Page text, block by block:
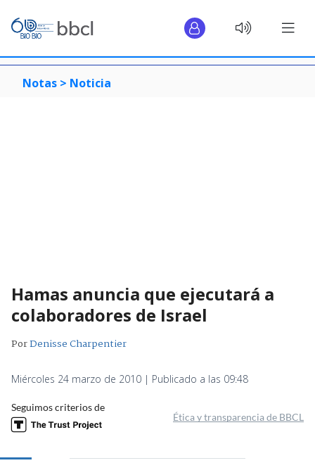
Notas > Noticia
Hamas anuncia que ejecutará a
colaboradores de Israel
PorDenisse Charpentier
Miércoles 24 marzo de 2010 | Publicado a las 09:48
Seguimos criterios de
Ética y transparencia de BBCL